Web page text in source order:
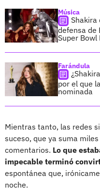
Música
Shakira
defensa de
Super Bowl
Farándula
por el que
nominada
Mientras tanto, las redes
suceso, que ya suma
comentarios. Lo que
impecable terminó
espontánea que,
noche.